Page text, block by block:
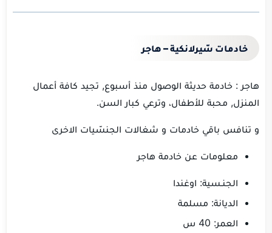
خادمات سّيرلانكية – هاجر
هاجر : خادمة حديثة الوصول منذ أسبوع, تجيد كافة أعمال
المنزل, محبة للأطفال، وترعي كبار السن.
و تنافس باقي خادمات و شغالات الجنسّيات الاخرى
معلومات عن خادمة هاجر
الجنـسية: اوغندا
الديانة: مسلمة
العمر: 40 س